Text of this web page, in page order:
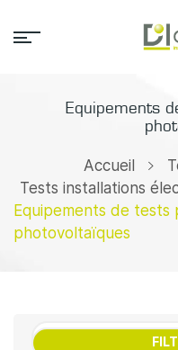
Equipements
Accueil
Tests installations
Equipements de tests
photovoltaïques